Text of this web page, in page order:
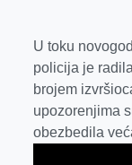
b
o
o
k
U toku
policija je
brojem
upozorenjima
obezbedila